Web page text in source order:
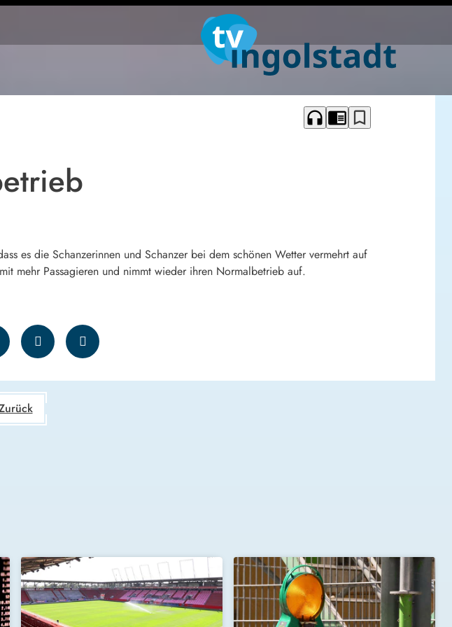
headphones chrome_reader_mode bookmark_border
es die Schanzerinnen und Schanzer bei dem schönen Wetter vermehrt auf
mehr Passagieren und nimmt wieder ihren Normalbetrieb auf.